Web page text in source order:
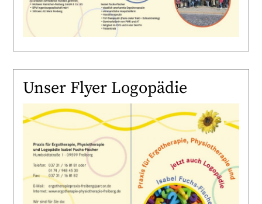
Unser Flyer Logopädie